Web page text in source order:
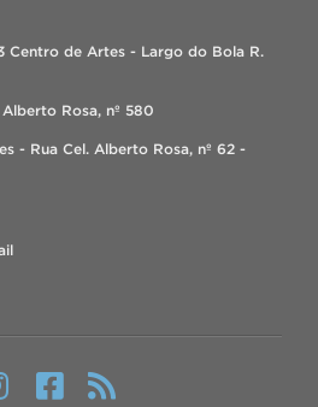
Centro de Artes - Largo do Bola R.
Rosa, nº 580
- Rua Cel. Alberto Rosa, nº 62 -